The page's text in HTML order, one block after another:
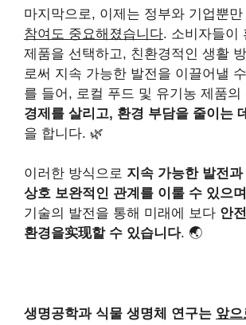
마지막으로, 이제는 정부와 기업뿐
참여도 중요해졌습니다. 소비자들이
제품을 선택하고, 친환경적인 생활
로써 지속 가능한 발전을 이끌어낼
를 들어, 로컬 푸드 및 유기농 제품의
경제를 살리고, 환경 부담을 줄이는
을 합니다. 🌿
이러한 방식으로 지속 가능한 발전
상호 보완적인 관계를 이룰 수 있으며
기술의 발전을 통해 미래에 보다 안
환경을实现할 수 있습니다. 🌏
생명공학과 식물 생명체 연구는 앞으